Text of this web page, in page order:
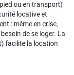
ou en transport)
locative et
: même en crise,
de se loger. La
facilite la location